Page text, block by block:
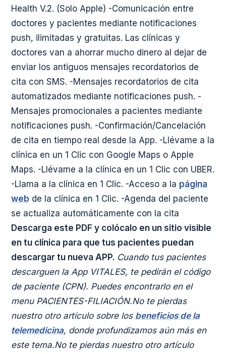
Health V.2. (Solo Apple) -Comunicación entre
doctores y pacientes mediante notificaciones
push, ilimitadas y gratuitas. Las clínicas y
doctores van a ahorrar mucho dinero al dejar de
enviar los antiguos mensajes recordatorios de
cita con SMS. -Mensajes recordatorios de cita
automatizados mediante notificaciones push. -
Mensajes promocionales a pacientes mediante
notificaciones push. -Confirmación/Cancelación
de cita en tiempo real desde la App. -Llévame a la
clínica en un 1 Clic con Google Maps o Apple
Maps. -Llévame a la clínica en un 1 Clic con UBER.
-Llama a la clínica en 1 Clic. -Acceso a la página
web de la clínica en 1 Clic. -Agenda del paciente
se actualiza automáticamente con la cita
Descarga este PDF y colócalo en un sitio visible
en tu clínica para que tus pacientes puedan
descargar tu nueva APP. Cuando tus pacientes
descarguen la App VITALES, te pedirán el código
de paciente (CPN). Puedes encontrarlo en el
menu PACIENTES-FILIACIÓN.No te pierdas
nuestro otro artículo sobre los beneficios de la
telemedicina, donde profundizamos aún más en
este tema.No te pierdas nuestro otro artículo